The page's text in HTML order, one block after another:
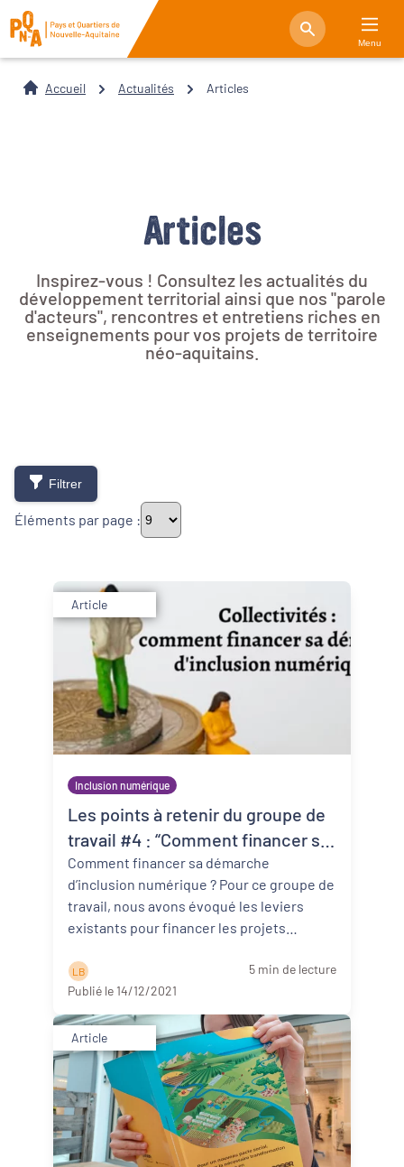
Menu
Accueil Actualités Articles
Articles
Inspirez-vous ! Consultez les actualités du
développement territorial ainsi que nos "parole
d'acteurs", rencontres et entretiens riches en
enseignements pour vos projets de territoire
néo-aquitains.
Filtrer
Éléments par page :
Thématiques
Démarches alimentaires de territoire
Développement territorial
Inclusion numérique
Politique de la ville
Revitalisation des centres-bourgs et
centres-villes
Dynamiques territoriales pour l’emploi
Transitions
Date de publication
Article
Inclusion numérique
Les points à retenir du groupe de
travail #4 : “Comment financer sa
démarche d’inclusion numérique
?”
Comment financer sa démarche
d’inclusion numérique ? Pour ce groupe de
travail, nous avons évoqué les leviers
existants pour financer les projets
...Lire la suite
L B
5 min de lecture
Publié le 14/12/2021
Article